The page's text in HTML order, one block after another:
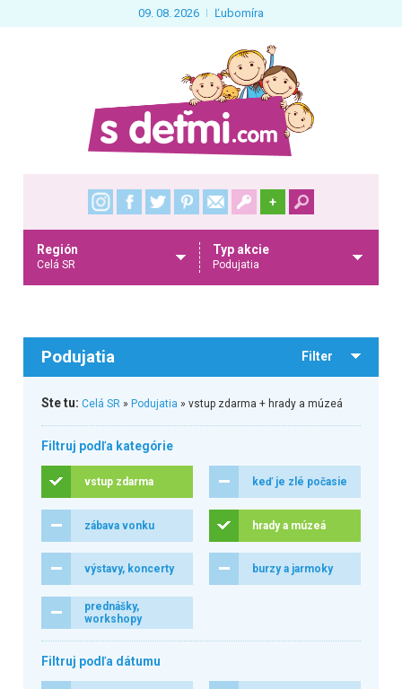
09. 08. 2026 Ľubomíra
+
Región
Celá SR
Typ akcie
Podujatia
Podujatia Filter
Ste tu: Celá SR» Podujatia » vstup zdarma + hrady a múzeá
Filtruj podľa kategórie
vstup zdarma keď je zlé počasie
zábava vonku hrady a múzeá
výstavy, koncerty burzy a jarmoky
prednášky,
workshopy
Filtruj podľa dátumu